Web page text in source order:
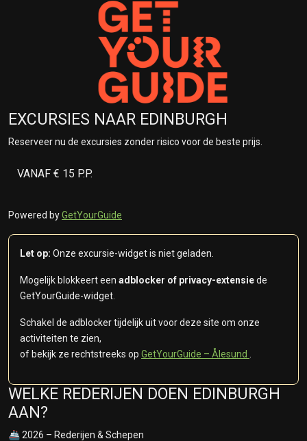
EXCURSIES NAAR EDINBURGH
Reserveer nu de excursies zonder risico voor de beste prijs.
VANAF € 15 P.P.
Powered byGetYourGuide
Let op: Onze excursie-widget is niet geladen.
Mogelijk blokkeert een adblocker of privacy-extensiede
GetYourGuide-widget.
Schakel de adblocker tijdelijk uit voor deze site om onze
activiteiten te zien,
of bekijk ze rechtstreeks op GetYourGuide – Ålesund
WELKE REDERIJEN DOEN EDINBURGH
AAN?
🚢 2026 – Rederijen & Schepen